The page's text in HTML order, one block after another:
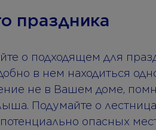
праздника
о подходящем для
в нем находиться
не в Вашем доме,
Подумайте о
опасных